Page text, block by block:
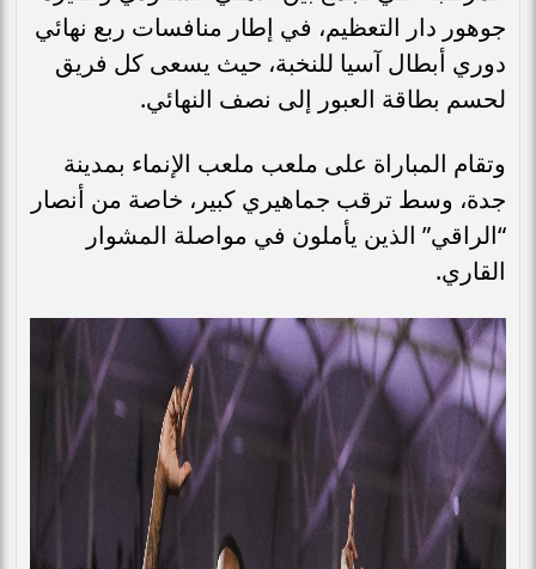
جوهور دار التعظيم، في إطار منافسات ربع نهائي
دوري أبطال آسيا للنخبة، حيث يسعى كل فريق
لحسم بطاقة العبور إلى نصف النهائي.
وتقام المباراة على ملعب ملعب الإنماء بمدينة
جدة، وسط ترقب جماهيري كبير، خاصة من أنصار
“الراقي” الذين يأملون في مواصلة المشوار
القاري.